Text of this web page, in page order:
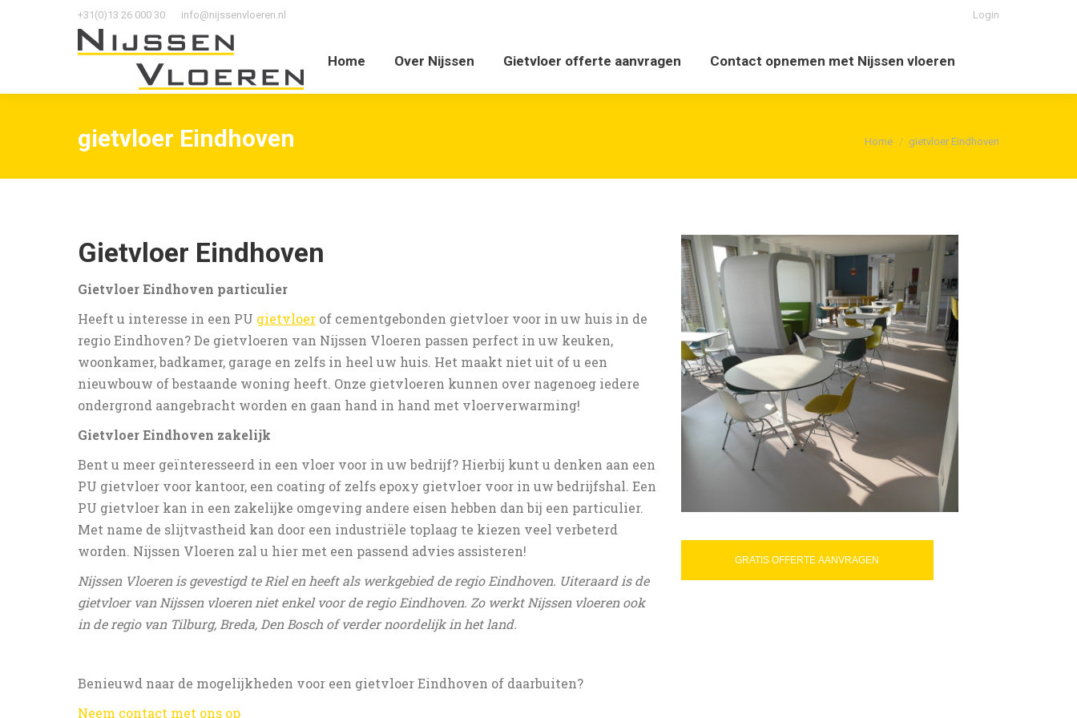
+31(0)13 26 000 30 info@nijssenvloeren.nl Login
Home Over Nijssen Gietvloer offerte aanvragen Contact opnemen met Nijssen vloeren
gietvloer Eindhoven Je bent hier:
Home gietvloer Eindhoven
Gietvloer Eindhoven
Gietvloer Eindhoven particulier
Heeft u interesse in een PU gietvloer of cementgebonden gietvloer voor in uw huis in de
regio Eindhoven? De gietvloeren van Nijssen Vloeren passen perfect in uw keuken,
woonkamer, badkamer, garage en zelfs in heel uw huis. Het maakt niet uit of u een
nieuwbouw of bestaande woning heeft. Onze gietvloeren kunnen over nagenoeg iedere
ondergrond aangebracht worden en gaan hand in hand met vloerverwarming!
Gietvloer Eindhoven zakelijk
Bent u meer geïnteresseerd in een vloer voor in uw bedrijf? Hierbij kunt u denken aan een
PU gietvloer voor kantoor, een coating of zelfs epoxy gietvloer voor in uw bedrijfshal. Een
PU gietvloer kan in een zakelijke omgeving andere eisen hebben dan bij een particulier.
Met name de slijtvastheid kan door een industriële toplaag te kiezen veel verbeterd
worden. Nijssen Vloeren zal u hier met een passend advies assisteren!
Nijssen Vloeren is gevestigd te Riel en heeft als werkgebied de regio Eindhoven. Uiteraard is de
gietvloer van Nijssen vloeren niet enkel voor de regio Eindhoven. Zo werkt Nijssen vloeren ook
in de regio van Tilburg, Breda, Den Bosch of verder noordelijk in het land.
Benieuwd naar de mogelijkheden voor een gietvloer Eindhoven of daarbuiten?
Neem contact met ons op
GRATIS OFFERTE AANVRAGEN